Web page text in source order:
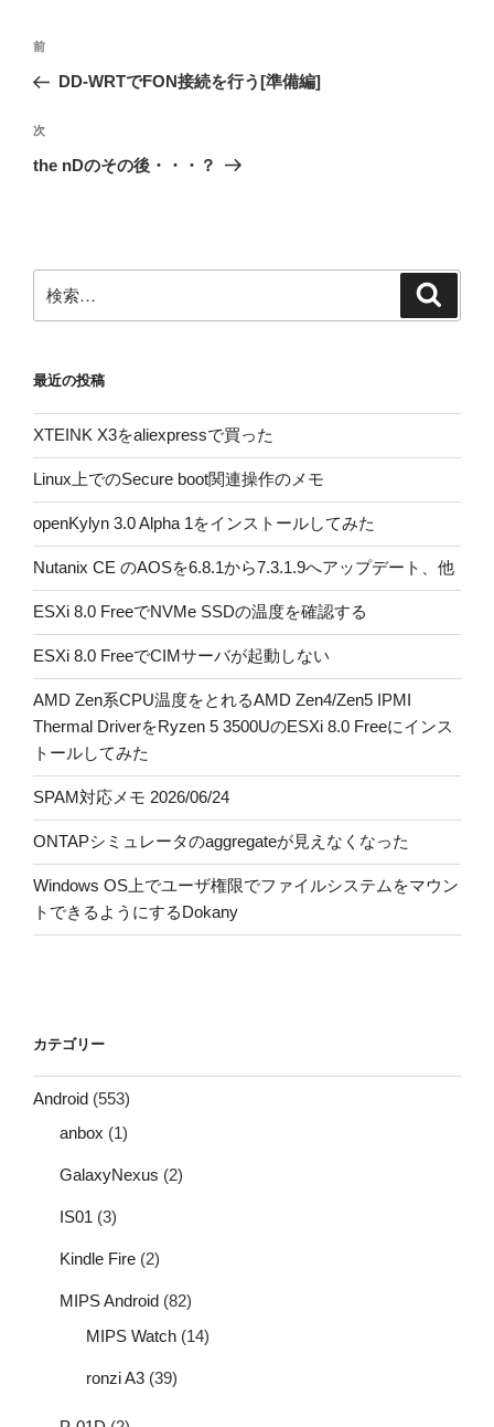
投
ナ
ビ
ゲ
ン
前
の
稿
前
DD-WRTでFON接続を行う[準備編]
次
の
次
the nDのその後・・・？
索:
最近の投稿
XTEINK X3をaliexpressで買った
Linux上でのSecure boot関連操作のメモ
openKylyn 3.0 Alpha 1をインストールしてみた
Nutanix CE のAOSを6.8.1から7.3.1.9へアップデート、他
ESXi 8.0 FreeでNVMe SSDの温度を確認する
ESXi 8.0 FreeでCIMサーバが起動しない
AMD Zen系CPU温度をとれるAMD Zen4/Zen5 IPMI
Thermal DriverをRyzen 5 3500UのESXi 8.0 Freeにインス
トールしてみた
SPAM対応メモ 2026/06/24
ONTAPシミュレータのaggregateが見えなくなった
Windows OS上でユーザ権限でファイルシステムをマウン
トできるようにするDokany
カテゴリー
Android (553)
anbox (1)
GalaxyNexus (2)
IS01 (3)
Kindle Fire (2)
MIPS Android (82)
MIPS Watch (14)
ronzi A3 (39)